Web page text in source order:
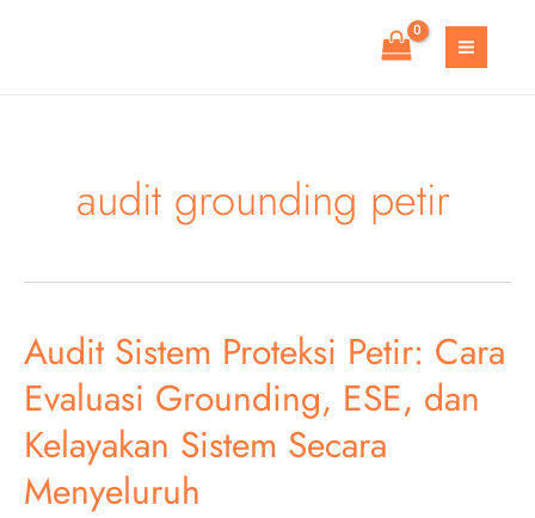
MAIN
audit grounding petir
Audit Sistem Proteksi Petir: Cara
Evaluasi Grounding, ESE, dan
Kelayakan Sistem Secara
Menyeluruh